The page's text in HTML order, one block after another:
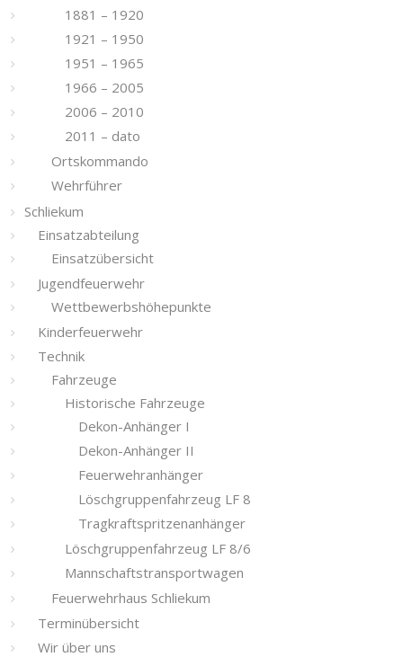
1881 – 1920
1921 – 1950
1951 – 1965
1966 – 2005
2006 – 2010
2011 – dato
Ortskommando
Wehrführer
Schliekum
Einsatzabteilung
Einsatzübersicht
Jugendfeuerwehr
Wettbewerbshöhepunkte
Kinderfeuerwehr
Technik
Fahrzeuge
Historische Fahrzeuge
Dekon-Anhänger I
Dekon-Anhänger II
Feuerwehranhänger
Löschgruppenfahrzeug LF 8
Tragkraftspritzenanhänger
Löschgruppenfahrzeug LF 8/6
Mannschaftstransportwagen
Feuerwehrhaus Schliekum
Terminübersicht
Wir über uns